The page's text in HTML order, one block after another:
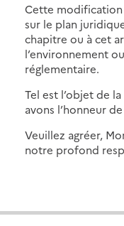
Cette modification
sur le plan
chapitre ou à cet
l’environnement
réglementaire.
Tel est l’objet de
avons l’honneur
Veuillez agréer,
notre profond